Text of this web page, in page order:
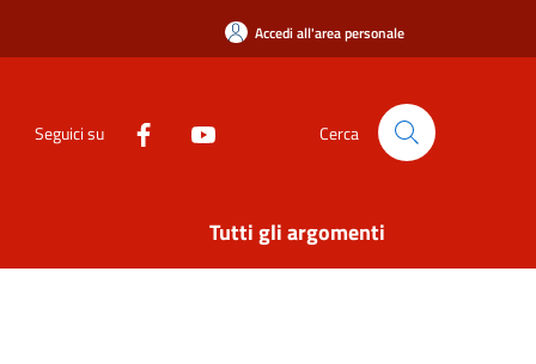
Accedi all'area personale
Seguici su Cerca
Tutti gli argomenti